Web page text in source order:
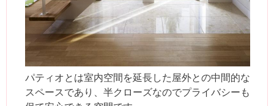
パティオとは室内空間を延長した屋外との中間的な
スペースであり、半クローズなのでプライバシーも